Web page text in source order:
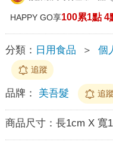
HAPPY GO享100累1點 4
分類： 日用食品 ＞ 個
追蹤
品牌： 美吾髮 追蹤
商品尺寸： 長1cm X 寬